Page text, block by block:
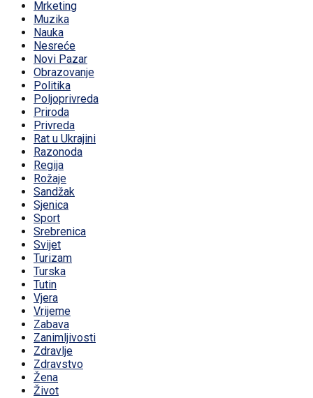
Mrketing
Muzika
Nauka
Nesreće
Novi Pazar
Obrazovanje
Politika
Poljoprivreda
Priroda
Privreda
Rat u Ukrajini
Razonoda
Regija
Rožaje
Sandžak
Sjenica
Sport
Srebrenica
Svijet
Turizam
Turska
Tutin
Vjera
Vrijeme
Zabava
Zanimljivosti
Zdravlje
Zdravstvo
Žena
Život